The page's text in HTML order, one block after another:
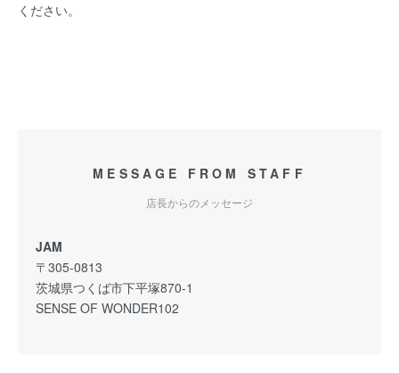
ください。
MESSAGE FROM STAFF
店長からのメッセージ
JAM
〒305-0813
茨城県つくば市下平塚870-1
SENSE OF WONDER102